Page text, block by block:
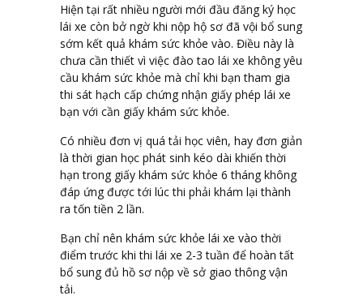
Hiện tại rất nhiều người mới đầu đăng ký học
lái xe còn bở ngờ khi nộp hộ sơ đã vội bổ sung
sớm kết quả khám sức khỏe vào. Điều này là
chưa cần thiết vì việc đào tao lái xe không yêu
cầu khám sức khỏe mà chỉ khi bạn tham gia
thi sát hạch cấp chứng nhận giấy phép lái xe
bạn với cần giấy khám sức khỏe.
Có nhiều đơn vị quá tải học viên, hay đơn giản
là thời gian học phát sinh kéo dài khiến thời
hạn trong giấy khám sức khỏe 6 tháng không
đáp ứng được tới lúc thi phải khám lại thành
ra tốn tiền 2 lần.
Bạn chỉ nên khám sức khỏe lái xe vào thời
điểm trước khi thi lái xe 2-3 tuần để hoàn tất
bổ sung đủ hồ sơ nộp về sở giao thông vận
tải.